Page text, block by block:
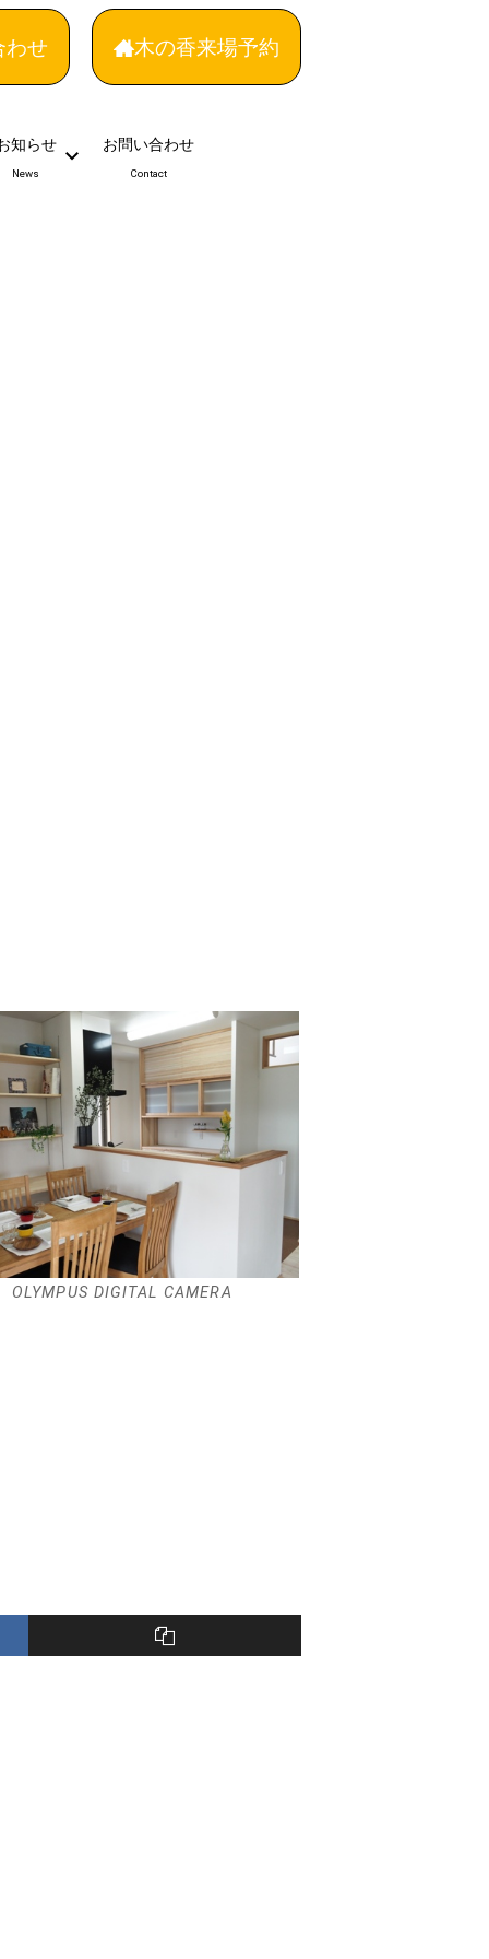
わせ 木の香来場予約
知らせ
News
お問い合わせ
Contact
OLYMPUS DIGITAL CAMERA